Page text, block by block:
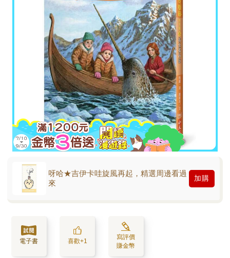
呀哈★吉伊卡哇旋風再起，精選周邊看過
來
加購
電子書 喜歡+1
寫評價
賺金幣